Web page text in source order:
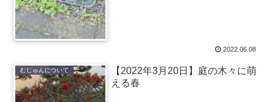
2022.06.08
むじゅんについて
【2022年3月20日】庭の木々に萌
える春